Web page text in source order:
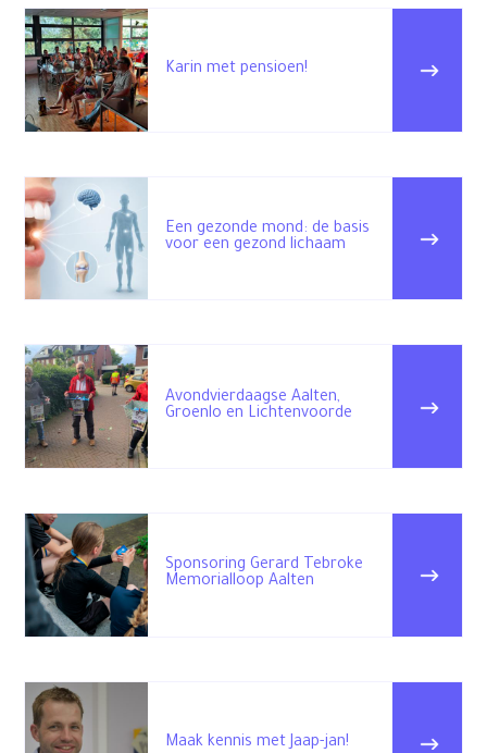
Karin met pensioen!
Een gezonde mond: de basis
voor een gezond lichaam
Avondvierdaagse Aalten,
Groenlo en Lichtenvoorde
Sponsoring Gerard Tebroke
Memorialloop Aalten
Maak kennis met Jaap-jan!